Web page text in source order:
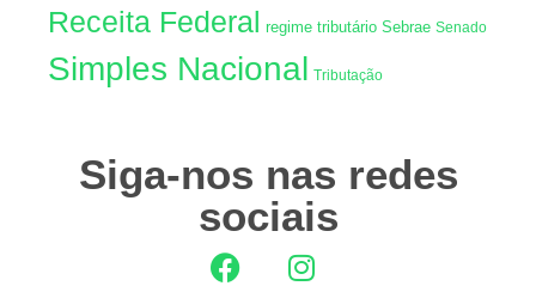
Receita Federal regime tributário Sebrae Senado
Simples Nacional Tributação
Siga-nos nas redes
sociais